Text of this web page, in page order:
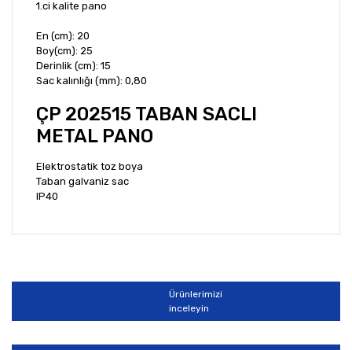
1.ci kalite pano
En (cm): 20
Boy(cm): 25
Derinlik (cm): 15
Sac kalınlığı (mm): 0,80
ÇP 202515 TABAN SACLI
METAL PANO
Elektrostatik toz boya
Taban galvaniz sac
IP40
Yorum Yaz
Bu ürünün fiyat bilgisi, resim, ürün açıklamalarında ve
Görüş ve önerileriniz için teşekkür ederiz.
Ürün resmi kalitesiz, bozuk veya görüntülenemiyor.
Ürün açıklamasında eksik bilgiler bulunuyor.
Ürünlerimizi
inceleyin